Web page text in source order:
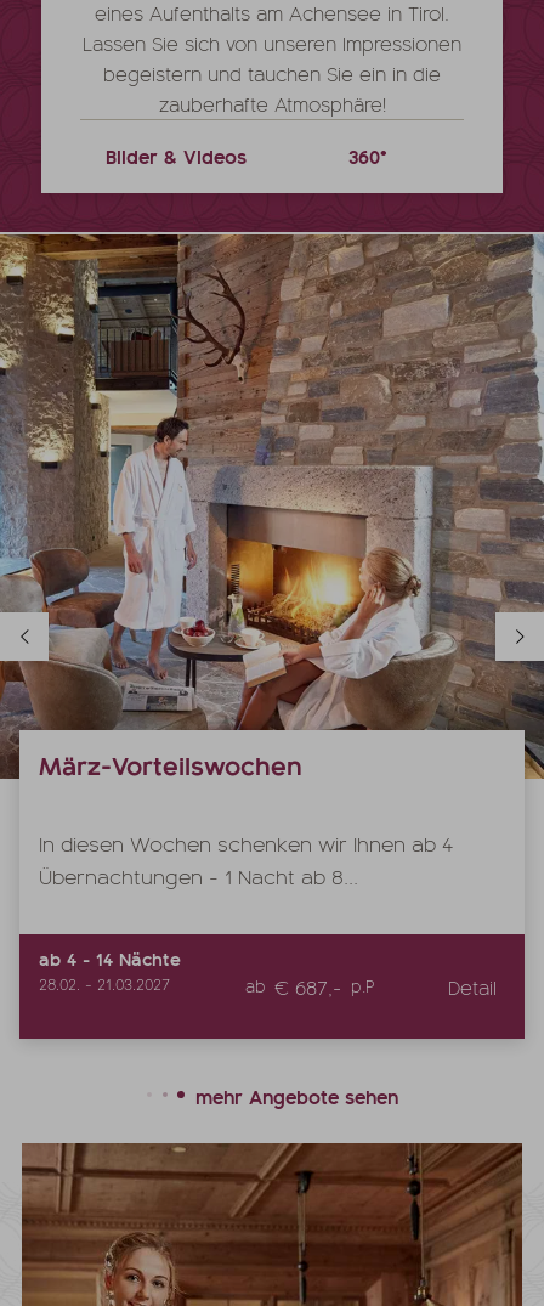
eines Aufenthalts am Achensee in Tirol.
Lassen Sie sich von unseren Impressionen
begeistern und tauchen Sie ein in die
zauberhafte Atmosphäre!
Bilder & Videos
360°
März-Vorteilswochen
In diesen Wochen schenken wir Ihnen ab 4
Übernachtungen - 1 Nacht ab 8...
ab 4 - 14 Nächte
28.02. - 21.03.2027 ab € 687,- p.P Detail
mehr Angebote sehen